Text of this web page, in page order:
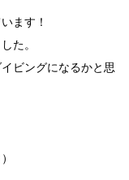
ます！
た。
ビングになるかと思